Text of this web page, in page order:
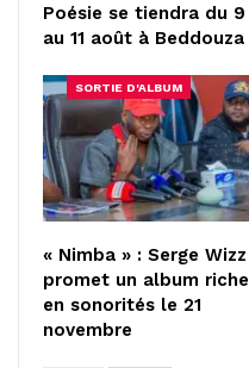
Poésie se tiendra du 9
au 11 août à Beddouza
SORTIE D'ALBUM
« Nimba » : Serge Wizz
promet un album riche
en sonorités le 21
novembre